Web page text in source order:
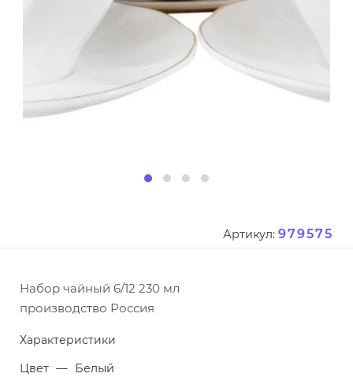
Артикул: 979575
Набор чайный 6/12 230 мл
производство Россия
Характеристики
Цвет — Белый